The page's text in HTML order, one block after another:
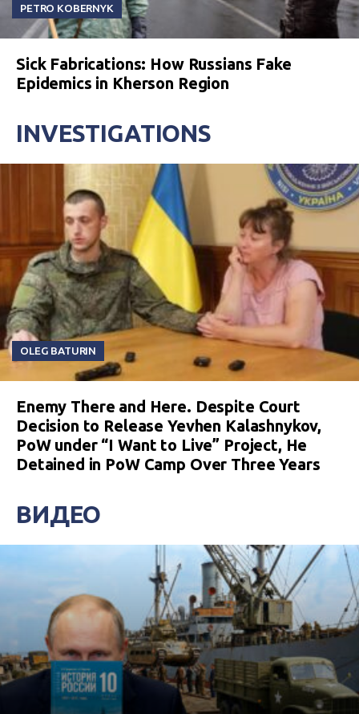
PETRO KOBERNYK
Sick Fabrications: How Russians Fake
Epidemics in Kherson Region
INVESTIGATIONS
OLEG BATURIN
Enemy There and Here. Despite Court
Decision to Release Yevhen Kalashnykov,
PoW under “I Want to Live” Project, He
Detained in PoW Camp Over Three Years
ВИДЕО